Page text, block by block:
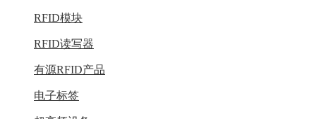
RFID模块
RFID读写器
有源RFID产品
电子标签